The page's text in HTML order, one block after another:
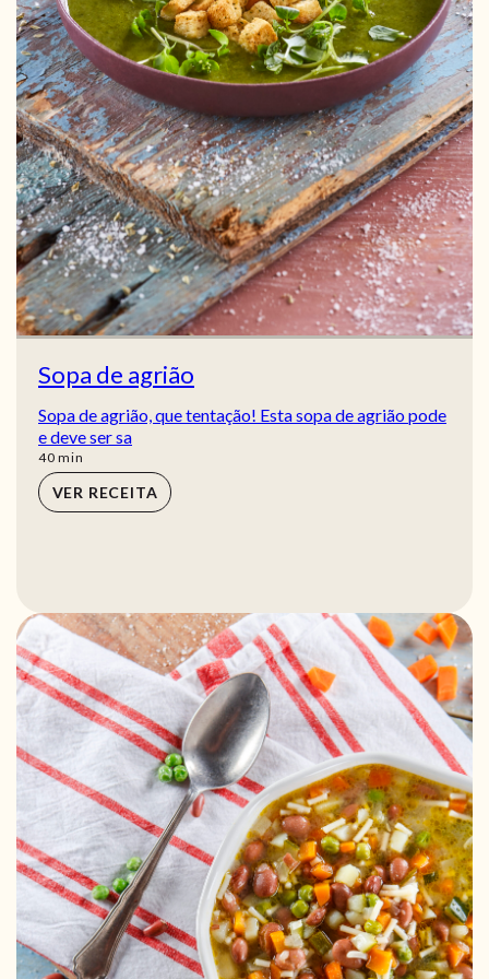
Sopa de agrião
Sopa de agrião, que tentação! Esta sopa de agrião pode
e deve ser sa
40min
min
VER RECEITA